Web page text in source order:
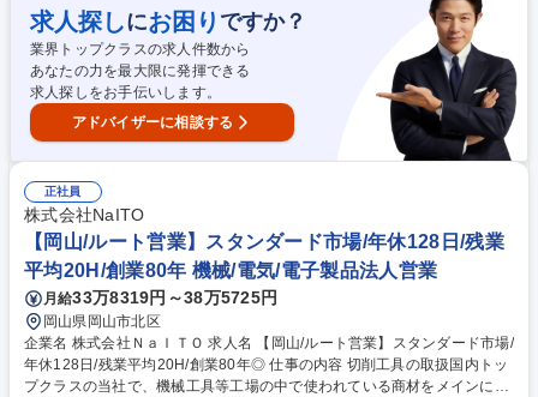
化/設計担当と連携し図面調整 ■制作・施工:設営スケジュール管理/施工ス
タッフと連携/安全・品質確認/設営完了まで管理 ■完成後:展示更新や施設
運用を支援/改修・改善提案 ■担当体制:案件は1人または複数名で担当し、
同時並行なく1件に集中できる環境 募集職種 【企画営業/制作管理】商業
施設や博物館の空間デザイン/既存・反響営業メイン
求人探しにお困り ですか？
業界トップクラスの求人件数から
あなたの力を最大限に発揮できる
求人探しをお手伝いします。
アドバイザーに相談する
正社員
株式会社NaITO
【岡山/ルート営業】スタンダード市場/年休128日/残業
平均20H/創業80年 機械/電気/電子製品法人営業
月給33万8319円～38万5725円
岡山県岡山市北区
企業名 株式会社ＮａＩＴＯ 求人名 【岡山/ルート営業】スタンダード市場/
年休128日/残業平均20H/創業80年◎ 仕事の内容 切削工具の取扱国内トッ
プクラスの当社で、機械工具等工場の中で使われている商材をメインに提